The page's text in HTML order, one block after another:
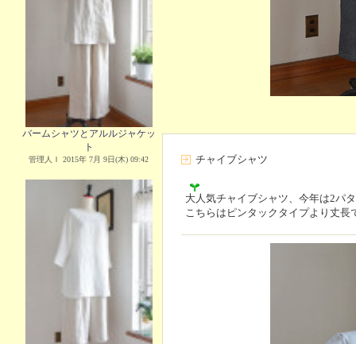
バームシャツとアルルジャケッ
ト
管理人Ｉ 2015年 7月 9日(木) 09:42 チャイブシャツ
大人気チャイブシャツ、今年は2パ
こちらはピンタックタイプより丈長